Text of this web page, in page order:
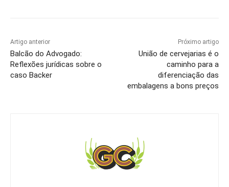
Artigo anterior
Balcão do Advogado:
Reflexões jurídicas sobre o
caso Backer
Próximo artigo
União de cervejarias é o
caminho para a
diferenciação das
embalagens a bons preços